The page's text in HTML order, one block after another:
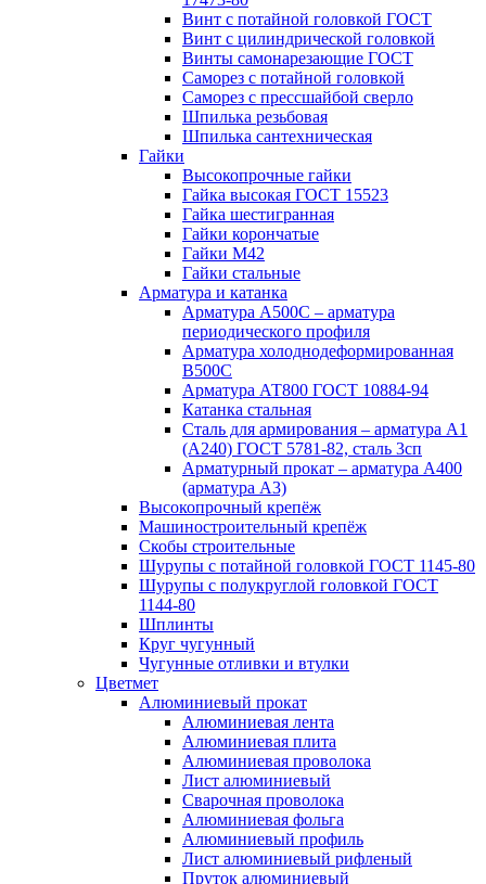
Винт с потайной головкой ГОСТ
Винт с цилиндрической головкой
Винты самонарезающие ГОСТ
Саморез с потайной головкой
Саморез с прессшайбой сверло
Шпилька резьбовая
Шпилька сантехническая
Гайки
Высокопрочные гайки
Гайка высокая ГОСТ 15523
Гайка шестигранная
Гайки корончатые
Гайки М42
Гайки стальные
Арматура и катанка
Арматура А500С – арматура
периодического профиля
Арматура холоднодеформированная
В500С
Арматура АТ800 ГОСТ 10884-94
Катанка стальная
Сталь для армирования – арматура А1
(А240) ГОСТ 5781-82, сталь 3сп
Арматурный прокат – арматура А400
(арматура А3)
Высокопрочный крепёж
Машиностроительный крепёж
Скобы строительные
Шурупы с потайной головкой ГОСТ 1145-80
Шурупы с полукруглой головкой ГОСТ
1144-80
Шплинты
Круг чугунный
Чугунные отливки и втулки
Цветмет
Алюминиевый прокат
Алюминиевая лента
Алюминиевая плита
Алюминиевая проволока
Лист алюминиевый
Сварочная проволока
Алюминиевая фольга
Алюминиевый профиль
Лист алюминиевый рифленый
Пруток алюминиевый